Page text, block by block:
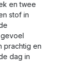
en twee
stof in
prachtig en
dag in